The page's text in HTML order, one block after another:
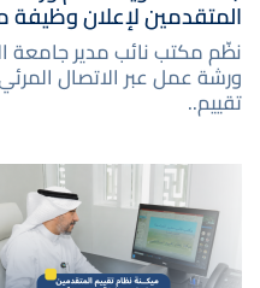
المتقدمين لإعلان وظيفة
نظّم مكتب نائب مدير جامعة
ورشة عمل عبر الاتصال
تقييم..